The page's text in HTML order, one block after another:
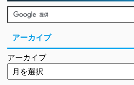
アーカイブ
アーカイブ